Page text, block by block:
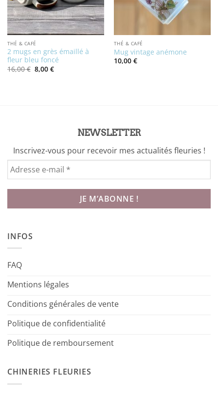
THÉ & CAFÉ
2 mugs en grès émaillé à
fleur bleu foncé
16,00€ Le
prix
8,00 €Le
prix
THÉ & CAFÉ
Mug vintage anémone
10,00 €
NEWSLETTER
Inscrivez-vous pour recevoir mes actualités fleuries !
INFOS
FAQ
Mentions légales
Conditions générales de vente
Politique de confidentialité
Politique de remboursement
CHINERIES FLEURIES